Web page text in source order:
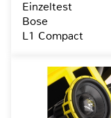
Einzeltest
Bose
L1 Compact